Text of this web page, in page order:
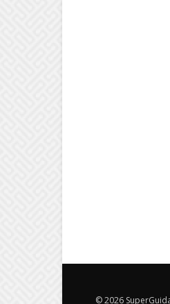
© 2026